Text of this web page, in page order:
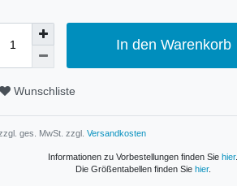
In den Warenkorb
Wunschliste
ges. MwSt. zzgl. Versandkosten
Informationen zu Vorbestellungen finden Sie hier.
Die Größentabellen finden Sie hier.